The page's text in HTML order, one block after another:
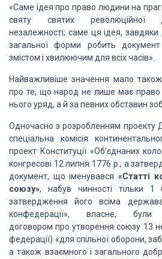
«Саме ідея про право людини на
святу святих революційної
незалежності; саме ця ідея, за­вдяки
загальної форми робить документ
змістом і хвилюючим для всіх часів».
Найважливіше значення мало
про те, що народ не лише має право
нього уряд, а й за певних обставин
Одночасно з розробленням проекту
спеціальна комісія
проект Конституції «Об’єднаних
конгресові 12 липня 1776 р., а
документ, що іменувався «Статті
союзу», набув чинності тільки 1
затвердження його всіма
конфедерації», власне, були
договором про утворення союзу 13
федерації) «для спільної оборони,
а також взаємного і загального